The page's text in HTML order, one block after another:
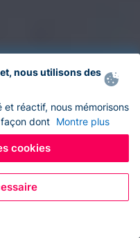
nous utilisons des
et réactif, nous mémorisons
dont Montre plus
cookies